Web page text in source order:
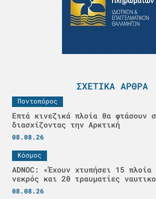
ΣΧΕΤΙΚΆ ΆΡΘΡΑ
Ποντοπόρος
Επτά κινεζικά πλοία θα φτάσουν
διασχίζοντας την Αρκτική
08.08.26
Κόσμος
ADNOC: «Έχουν χτυπήσει 15
νεκρός και 20 τραυματίες
08.08.26